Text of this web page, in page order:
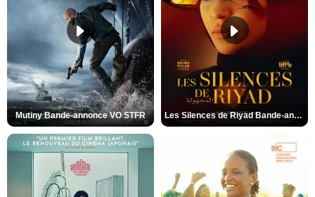
Mutiny Bande-annonce VO STFR Les Silences de Riyad Bande-annonce VO STFR